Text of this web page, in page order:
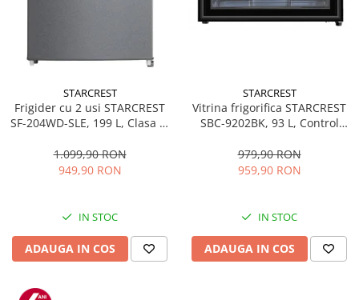
STARCREST
Frigider cu 2 usi STARCREST
SF-204WD-SLE, 199 L, Clasa E,
Termostat Ajustabil, Usi
reversibile, H 143 cm, Argintiu
1.099,90 RON
949,90 RON
IN STOC
ADAUGA IN COS
STARCREST
Vitrina frigorifica STARCREST
SBC-9202BK, 93 L, Control
83.2 cm, Negru
979,90 RON
959,90 RON
IN STOC
ADAUGA IN COS